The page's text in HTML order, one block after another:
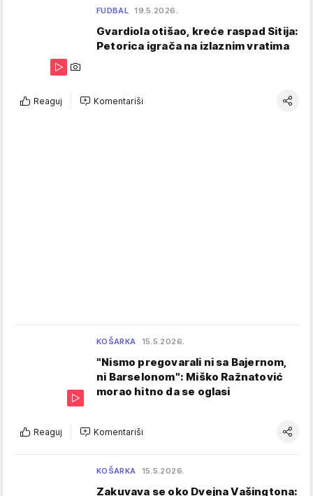
FUDBAL 19.5.2026.
Gvardiola otišao, kreće raspad Sitija:
Petorica igrača na izlaznim vratima
Reaguj Komentariši
KOŠARKA 15.5.2026.
"Nismo pregovarali ni sa Bajernom,
ni Barselonom": Miško Ražnatović
morao hitno da se oglasi
Reaguj Komentariši
KOŠARKA 15.5.2026.
Zakuvava se oko Dvejna Vašingtona: